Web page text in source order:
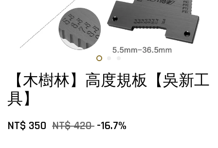
【木樹林】高度規板【吳新工
具】
NT$ 350 NT$ 420 -16.7%